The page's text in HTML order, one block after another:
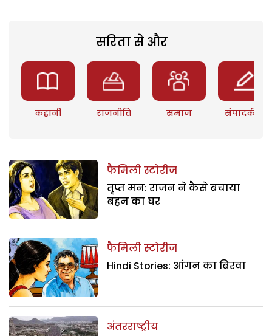
सरिता से और
कहानी राजनीति समाज संपादकीय
फैमिली स्टोरीज
तृप्त मन: राजन ने कैसे बचाया
बहन का घर
फैमिली स्टोरीज
Hindi Stories: आंगन का बिरवा
अंतरराष्ट्रीय